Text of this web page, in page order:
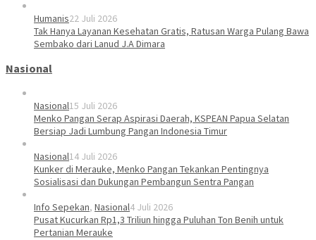
Humanis22 Juli 2026
Tak Hanya Layanan Kesehatan Gratis, Ratusan Warga Pulang Bawa
Sembako dari Lanud J.A Dimara
Nasional
Nasional15 Juli 2026
Menko Pangan Serap Aspirasi Daerah, KSPEAN Papua Selatan
Bersiap Jadi Lumbung Pangan Indonesia Timur
Nasional14 Juli 2026
Kunker di Merauke, Menko Pangan Tekankan Pentingnya
Sosialisasi dan Dukungan Pembangun Sentra Pangan
Info Sepekan, Nasional4 Juli 2026
Pusat Kucurkan Rp1,3 Triliun hingga Puluhan Ton Benih untuk
Pertanian Merauke